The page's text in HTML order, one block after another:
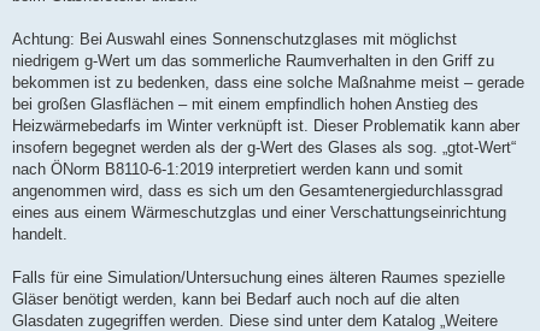
Achtung: Bei Auswahl eines Sonnenschutzglases mit möglichst
niedrigem g-Wert um das sommerliche Raumverhalten in den Griff zu
bekommen ist zu bedenken, dass eine solche Maßnahme meist – gerade
bei großen Glasflächen – mit einem empfindlich hohen Anstieg des
Heizwärmebedarfs im Winter verknüpft ist. Dieser Problematik kann aber
insofern begegnet werden als der g-Wert des Glases als sog. „gtot-Wert“
nach ÖNorm B8110-6-1:2019 interpretiert werden kann und somit
angenommen wird, dass es sich um den Gesamtenergiedurchlassgrad
eines aus einem Wärmeschutzglas und einer Verschattungseinrichtung
handelt.
Falls für eine Simulation/Untersuchung eines älteren Raumes spezielle
Gläser benötigt werden, kann bei Bedarf auch noch auf die alten
Glasdaten zugegriffen werden. Diese sind unter dem Katalog „Weitere